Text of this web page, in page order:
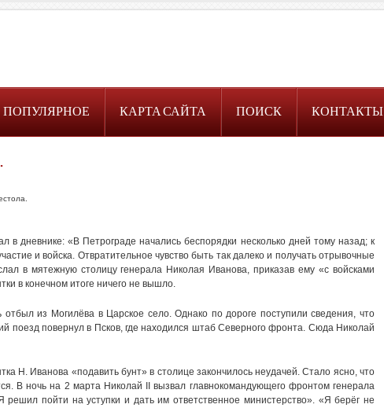
ПОПУЛЯРНОЕ КАРТА САЙТА ПОИСК КОНТАКТЫ
в дневнике: «В Петрограде начались беспорядки несколько дней тому назад; к
и войска. Отвратительное чувство быть так далеко и получать отрывочные
в мятежную столицу генерала Николая Иванова, приказав ему «с войсками
в конечном итоге ничего не вышло.
из Могилёва в Царское село. Однако по дороге поступили сведения, что
поезд повернул в Псков, где находился штаб Северного фронта. Сюда Николай
Н. Иванова «подавить бунт» в столице закончилось неудачей. Стало ясно, что
В ночь на 2 марта Николай II вызвал главнокомандующего фронтом генерала
решил пойти на уступки и дать им ответственное министерство». «Я берёг не